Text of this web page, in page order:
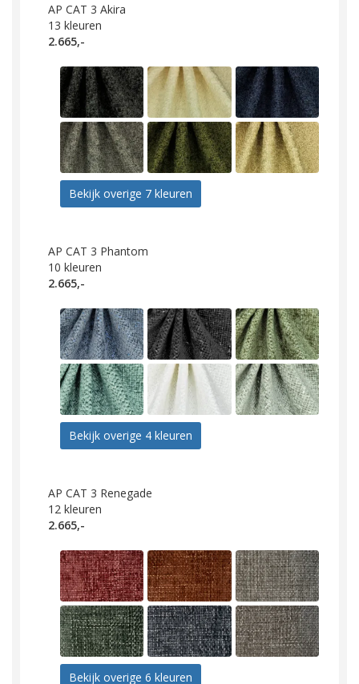
AP CAT 3 Akira
13 kleuren
2.665,-
Bekijk overige 7 kleuren
AP CAT 3 Phantom
10 kleuren
2.665,-
Bekijk overige 4 kleuren
AP CAT 3 Renegade
12 kleuren
2.665,-
Bekijk overige 6 kleuren